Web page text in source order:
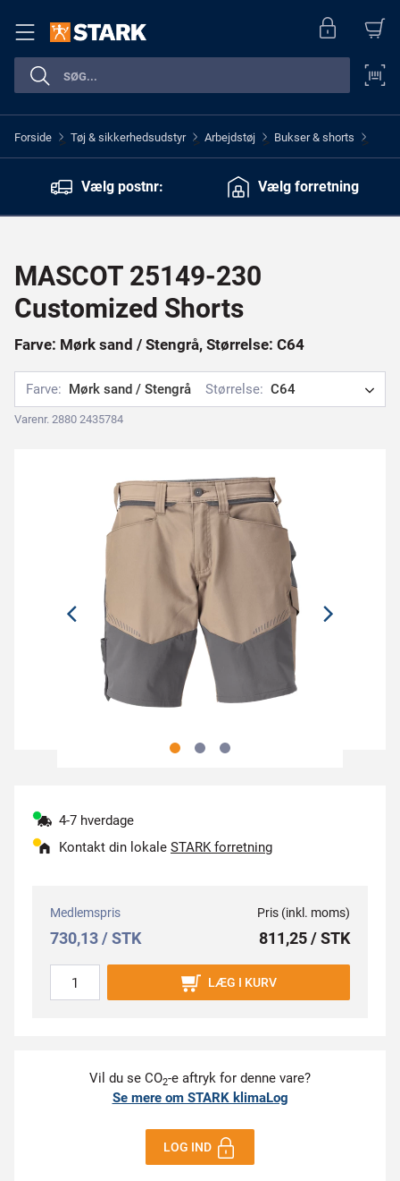
Forside > Tøj & sikkerhedsudstyr > Arbejdstøj > Bukser & shorts >
Vælg postnr: Vælg forretning
MASCOT 25149-230
Customized Shorts
Farve: Mørk sand / Stengrå, Størrelse: C64
Farve: Mørk sand / Stengrå Størrelse: C64
Varenr. 2880 2435784
4-7 hverdage
Kontakt din lokale STARK forretning
Medlemspris
730,13 / STK
Pris (inkl. moms)
811,25 / STK
LÆG I KURV
Vil du se CO2-e aftryk for denne vare?
Se mere om STARK klimaLog
LOG IND